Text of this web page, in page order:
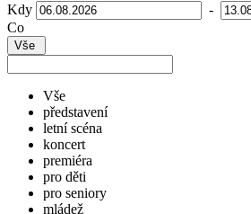
Kdy
-
Co
Vše
Vše
představení
letní scéna
koncert
premiéra
pro děti
pro seniory
mládež